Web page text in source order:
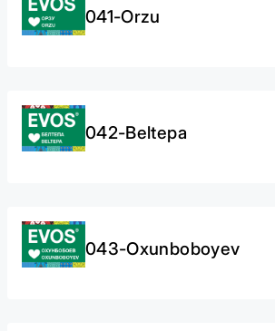
041-Orzu
042-Beltepa
043-Oxunboboyev